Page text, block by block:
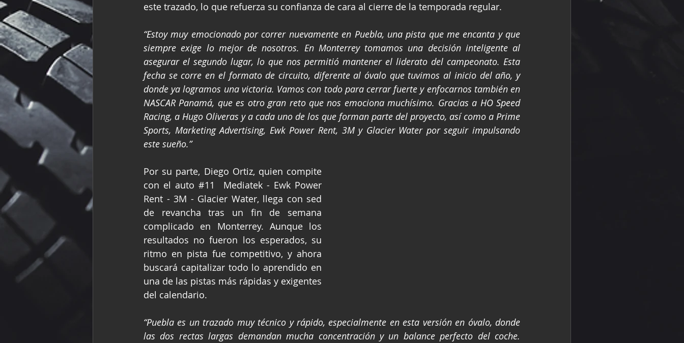
este trazado, lo que refuerza su confianza de cara al cierre de la temporada regular.
“Estoy muy emocionado por correr nuevamente en Puebla, una pista que me encanta y que
siempre exige lo mejor de nosotros. En Monterrey tomamos una decisión inteligente al
asegurar el segundo lugar, lo que nos permitió mantener el liderato del campeonato. Esta
fecha se corre en el formato de circuito, diferente al óvalo que tuvimos al inicio del año, y
donde ya logramos una victoria. Vamos con todo para cerrar fuerte y enfocarnos también en
NASCAR Panamá, que es otro gran reto que nos emociona muchísimo. Gracias a HO Speed
Racing, a Hugo Oliveras y a cada uno de los que forman parte del proyecto, así como a Prime
Sports, Marketing Advertising, Ewk Power Rent, 3M y Glacier Water por seguir impulsando
este sueño.”
Por su parte, Diego Ortiz, quien compite
con el auto #11
Mediatek - Ewk Power
Rent - 3M - Glacier Water, llega con sed
de revancha tras un fin de semana
complicado en Monterrey. Aunque los
resultados no fueron los esperados, su
ritmo en pista fue competitivo, y ahora
buscará capitalizar todo lo aprendido en
una de las pistas más rápidas y exigentes
del calendario.
“Puebla es un trazado muy técnico y rápido, especialmente en esta versión en óvalo, donde
las dos rectas largas demandan mucha concentración y un balance perfecto del coche.